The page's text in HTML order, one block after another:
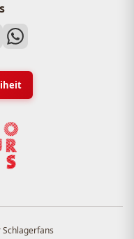
Schlagerfans